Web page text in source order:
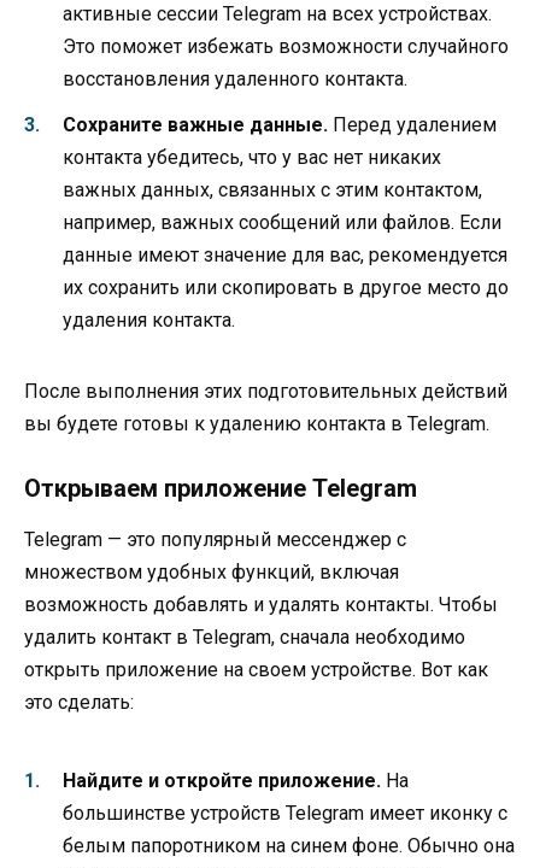
активные сессии Telegram на всех устройствах.
Это поможет избежать возможности случайного
восстановления удаленного контакта.
Сохраните важные данные. Перед удалением
контакта убедитесь, что у вас нет никаких
важных данных, связанных с этим контактом,
например, важных сообщений или файлов. Если
данные имеют значение для вас, рекомендуется
их сохранить или скопировать в другое место до
удаления контакта.
После выполнения этих подготовительных действий
вы будете готовы к удалению контакта в Telegram.
Открываем приложение Telegram
Telegram — это популярный мессенджер с
множеством удобных функций, включая
возможность добавлять и удалять контакты. Чтобы
удалить контакт в Telegram, сначала необходимо
открыть приложение на своем устройстве. Вот как
это сделать:
Найдите и откройте приложение. На
большинстве устройств Telegram имеет иконку с
белым папоротником на синем фоне. Обычно она